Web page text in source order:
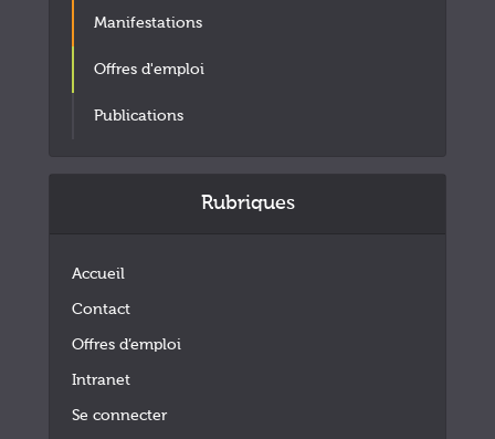
Manifestations
Offres d'emploi
Publications
Rubriques
Accueil
Contact
Offres d’emploi
Intranet
Se connecter